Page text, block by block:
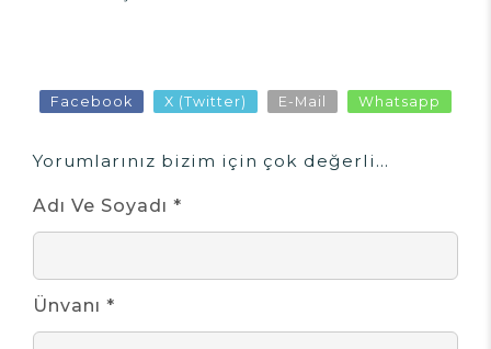
Facebook X (Twitter) E-Mail Whatsapp
Yorumlarınız bizim için çok değerli...
Adı Ve Soyadı *
Ünvanı *